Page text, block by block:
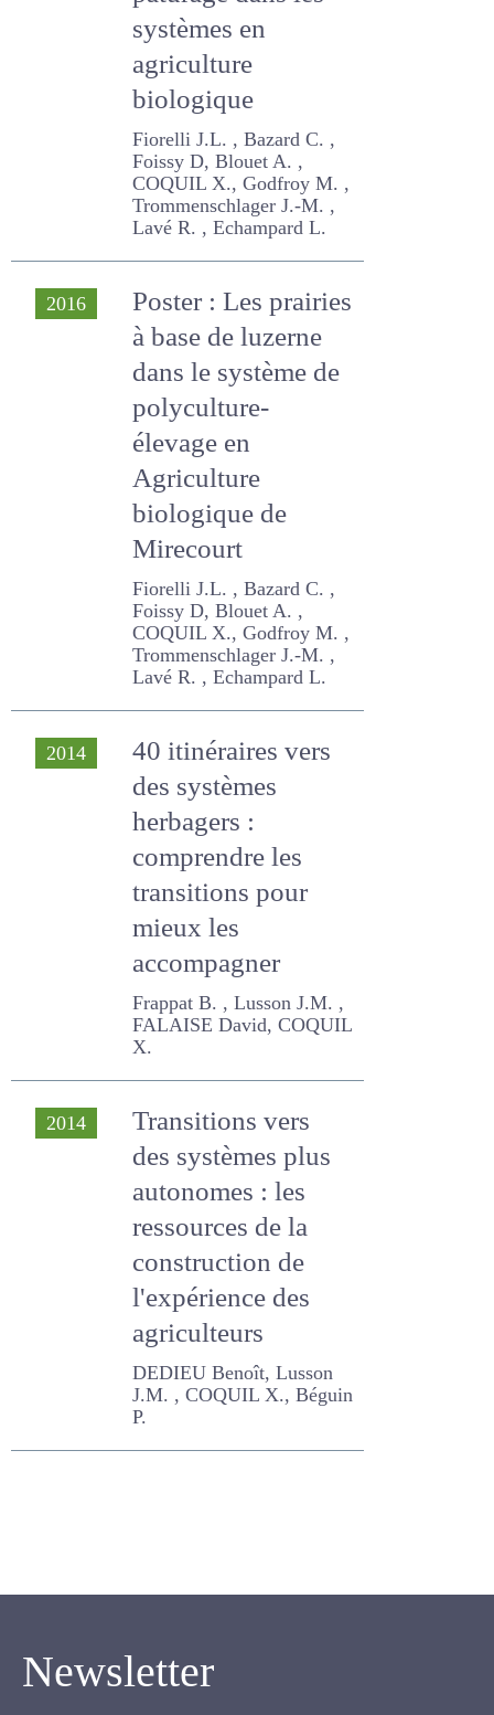
systèmes en
agriculture
biologique
Fiorelli J.L. , Bazard C. ,
Foissy D, Blouet A. ,
COQUIL X., Godfroy M. ,
Trommenschlager J.-M. ,
Lavé R. , Echampard L.
2016
Poster : Les prairies
à base de luzerne
dans le système de
polyculture-
élevage en
Agriculture
biologique de
Mirecourt
Fiorelli J.L. , Bazard C. ,
Foissy D, Blouet A. ,
COQUIL X., Godfroy M. ,
Trommenschlager J.-M. ,
Lavé R. , Echampard L.
2014
40 itinéraires vers
des systèmes
herbagers :
comprendre les
transitions pour
mieux les
accompagner
Frappat B. , Lusson J.M. ,
FALAISE David, COQUIL X.
des systèmes plus
autonomes : les
ressources de la
construction de
l'expérience des
agriculteurs
DEDIEU Benoît, Lusson J.M.
, COQUIL X., Béguin P.
Inscrivez-vous pour recevoir notre newsletter.